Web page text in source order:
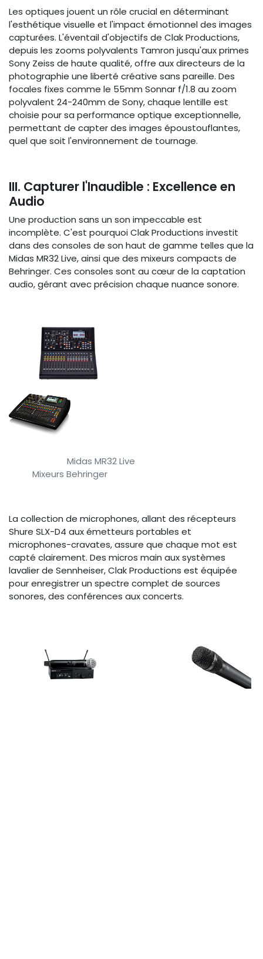
Les optiques jouent un rôle crucial en déterminant
l'esthétique visuelle et l'impact émotionnel des images
capturées. L'éventail d'objectifs de Clak Productions,
depuis les zooms polyvalents Tamron jusqu'aux primes
Sony Zeiss de haute qualité, offre aux directeurs de la
photographie une liberté créative sans pareille. Des
focales fixes comme le 55mm Sonnar f/1.8 au zoom
polyvalent 24-240mm de Sony, chaque lentille est
choisie pour sa performance optique exceptionnelle,
permettant de capter des images époustouflantes,
quel que soit l'environnement de tournage.
III. Capturer l'Inaudible : Excellence en
Audio
Une production sans un son impeccable est
incomplète. C'est pourquoi Clak Productions investit
dans des consoles de son haut de gamme telles que la
Midas MR32 Live, ainsi que des mixeurs compacts de
Behringer. Ces consoles sont au cœur de la captation
audio, gérant avec précision chaque nuance sonore.
​ Midas MR32 Live
​Mixeurs Behringer
La collection de microphones, allant des récepteurs
Shure SLX-D4 aux émetteurs portables et
microphones-cravates, assure que chaque mot est
capté clairement. Des micros main aux systèmes
lavalier de Sennheiser, Clak Productions est équipée
pour enregistrer un spectre complet de sources
sonores, des conférences aux concerts.